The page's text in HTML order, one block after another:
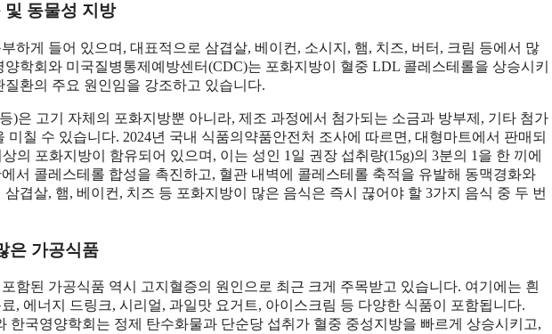
동물성 지방
하게 들어 있으며, 대표적으로 삼겹살, 베이컨, 소시지, 햄, 치즈, 버터, 크림 등에서 많
학회와 미국질병통제예방센터(CDC)는 포화지방이 혈중 LDL 콜레스테롤을 상승시키
환의 주요 원인임을 강조하고 있습니다.
)은 고기 자체의 포화지방뿐 아니라, 제조 과정에서 첨가되는 소금과 방부제, 기타 첨가
미칠 수 있습니다. 2024년 국내 식품의약품안전처 조사에 따르면, 대형마트에서 판매되
의 포화지방이 함유되어 있으며, 이는 성인 1일 권장 섭취량(15g)의 3분의 1을 한 끼에
서 콜레스테롤 합성을 촉진하고, 혈관 내벽에 콜레스테롤 축적을 유발해 동맥경화와
겹살, 햄, 베이컨, 치즈 등 포화지방이 많은 음식은 즉시 끊어야 할 3가지 음식 중 두 번
은 가공식품
함된 가공식품 역시 고지혈증의 원인으로 최근 크게 주목받고 있습니다. 여기에는 흰
, 에너지 드링크, 시리얼, 과일맛 요거트, 아이스크림 등 다양한 식품이 포함됩니다.
한국영양학회는 정제 탄수화물과 단순당 섭취가 혈중 중성지방을 빠르게 상승시키고,